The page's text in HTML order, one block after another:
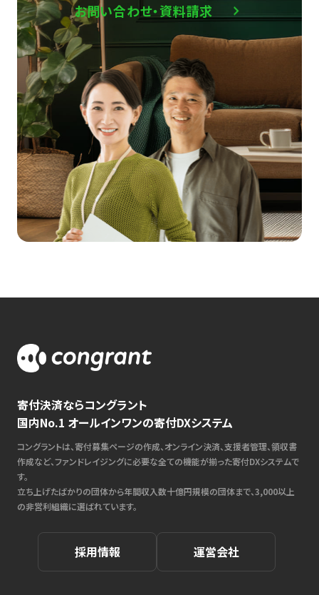
お問い合わせ・資料請求
寄付決済ならコングラント
国内No.1 オールインワンの寄付DXシステム
コングラントは、寄付募集ページの作成、オンライン決済、支援者管理、領収書
作成など、ファンドレイジングに必要な全ての機能が揃った寄付DXシステムで
す。
立ち上げたばかりの団体から年間収入数十億円規模の団体まで、3,000以上
の非営利組織に選ばれています。
採用情報 運営会社